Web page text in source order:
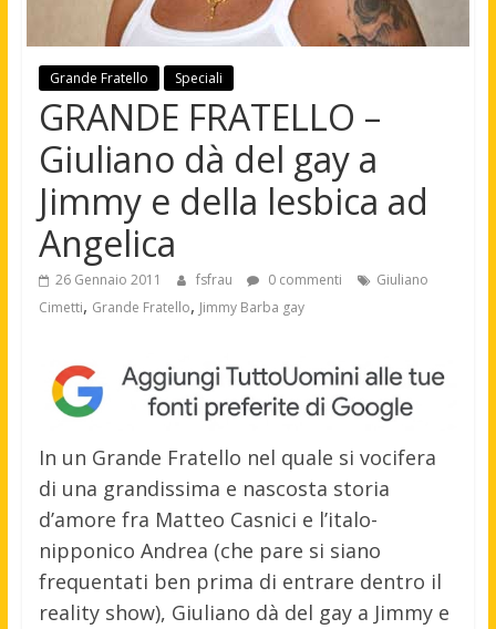
Grande Fratello Speciali
GRANDE FRATELLO –
Giuliano dà del gay a
Jimmy e della lesbica ad
Angelica
26 Gennaio 2011 fsfrau 0 commenti
Giuliano
Cimetti, Grande Fratello, Jimmy Barba gay
In un Grande Fratello nel quale si vocifera
di una grandissima e nascosta storia
d’amore fra Matteo Casnici e l’italo-
nipponico Andrea (che pare si siano
frequentati ben prima di entrare dentro il
reality show), Giuliano dà del gay a Jimmy e